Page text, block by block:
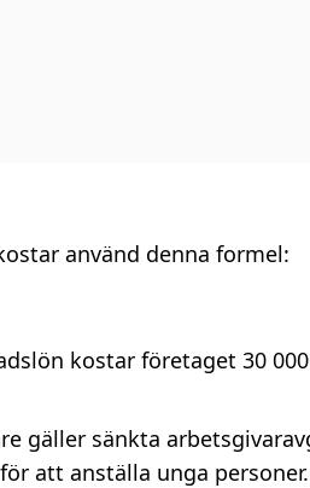
använd denna formel:
kostar företaget 30
gäller sänkta
att anställa unga personer.